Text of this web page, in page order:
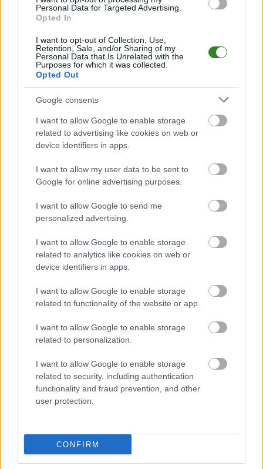
Personal Data for Targeted Advertising.
Opted In
I want to opt-out of Collection, Use,
Retention, Sale, and/or Sharing of my
Personal Data that Is Unrelated with the
Purposes for which it was collected.
Opted Out
Google consents
I want to allow Google to enable storage
related to advertising like cookies on web or
device identifiers in apps.
I want to allow my user data to be sent to
Google for online advertising purposes.
I want to allow Google to send me
personalized advertising.
I want to allow Google to enable storage
related to analytics like cookies on web or
device identifiers in apps.
I want to allow Google to enable storage
related to functionality of the website or app.
I want to allow Google to enable storage
related to personalization.
I want to allow Google to enable storage
related to security, including authentication
functionality and fraud prevention, and other
user protection.
CONFIRM
Wólczanka Wólka Pełkińska wygrała na wyjeździe z MKS
Trzebinia w pierwszym meczu drugiej kolejki 3 ligi gr. IV. &nbsp;
Do siatki MKS Trzebinia&nbsp;trafił Mateusz Kocur. &nbsp;
Siedem minut później było już 0-2 za spraw...
Pewne zwycięstwo
Stali Rzeszów w
2017-05-27 18:58
Stal Rzeszów wygrała 3-0 w wyjazdowym meczu 3 ligi z MKS-
em Trzebinia/Siersza. &nbsp; Rzeszowski zespół wyszedł na
prowadzenie w 20. minucie po rzucie rożnym i uderzeniu
Damiana Skały z bliska. Do przerwy Stal Rzeszów prowadziła 1-
0. &nbsp; Drugi gol dla podkarpackiej drużyny padł w 5...
MKS Trzebinia - wszystkie powiązane newsy
Asseco Resovia| Developres Rzeszów |ITA TOOLS Stal Mielec
Cellfast Wilki Krosno| Texom Stal Rzeszów|Stal Mielec
Motor Lublin|Stal Rzeszów| Stal Stalowa Wola|Wisła Kraków
Resovia|Wieczysta Kraków
Mecze dziś Wyniki LIVE Transmisje